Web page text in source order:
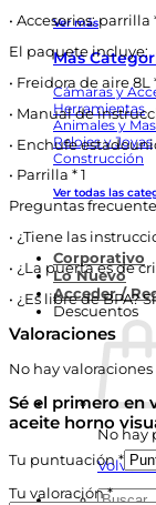
Ver más
Más
Cámaras y
Herramientas
Animales y
Relojes y Joyas
Construcción
Ver todas las
Corporativo
Lo Nuevo
Acceder /
Descuentos
No hay
Volver a
Buscar
• Accesorios: parrilla
El paquete incluye:
• Freidora de aire 8L
• Manual de
• Enchufe
• Parrilla * 1
Preguntas
• ¿Tiene las
• ¿La puerta es de
• ¿Es libre de BPA?
Valoraciones
No hay valoraciones
Sé el primero en
aceite horno
Tu puntuación*
Tu valoración*